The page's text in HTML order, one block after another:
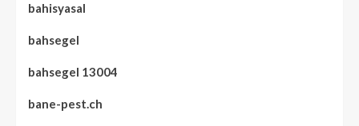
bahisyasal
bahsegel
bahsegel 13004
bane-pest.ch